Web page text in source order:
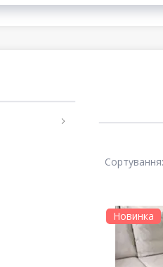
Новинка